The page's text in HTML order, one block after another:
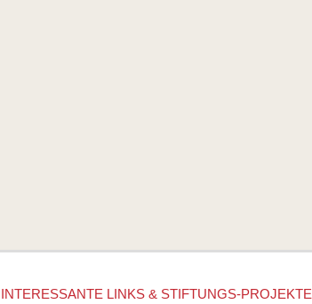
INTERESSANTE LINKS & STIFTUNGS-PROJEKTE